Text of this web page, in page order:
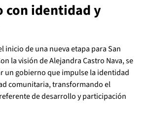
con identidad y
inicio de una nueva etapa para San
la visión de Alejandra Castro Nava, se
un gobierno que impulse la identidad
comunitaria, transformando el
de desarrollo y participación